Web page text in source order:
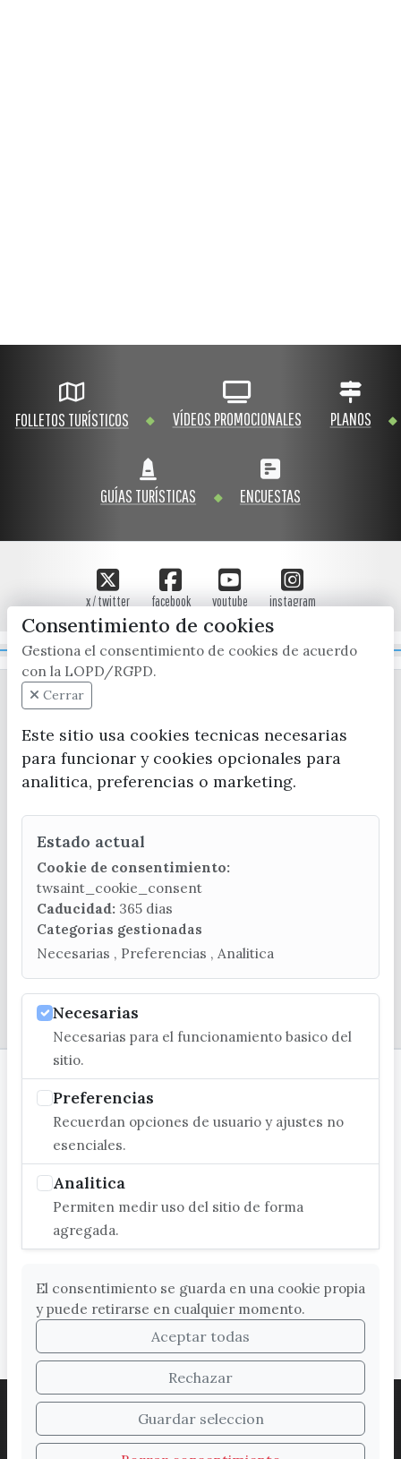
FOLLETOS TURÍSTICOS VÍDEOS PROMOCIONALES PLANOS
GUÍAS TURÍSTICAS ENCUESTAS
x / twitter facebook youtube instagram
Mapa Web
(+34) 952 541 104
turismo@velezmalaga.es
C/ Poniente, 2. CP 29740 - Torre del Mar
© EXCMO. AYUNTAMIENTO DE VÉLEZ-MÁLAGA
ACCESIBILIDAD COOKIES
LEGAL
PROTECCIÓN DE DATOS
MAPA WEB
SUGERENCIAS
Consentimiento de cookies
Gestiona el consentimiento de cookies de acuerdo
con la LOPD/RGPD.
Cerrar
Este sitio usa cookies tecnicas necesarias
para funcionar y cookies opcionales para
analitica, preferencias o marketing.
Estado actual
Cookie de consentimiento:
twsaint_cookie_consent
Caducidad: 365 dias
Categorias gestionadas
Necesarias , Preferencias , Analitica
Necesarias
Necesarias para el funcionamiento basico del
sitio.
Preferencias
Recuerdan opciones de usuario y ajustes no
esenciales.
Analitica
Permiten medir uso del sitio de forma
agregada.
El consentimiento se guarda en una cookie propia
y puede retirarse en cualquier momento.
Aceptar todas
Rechazar
Guardar seleccion